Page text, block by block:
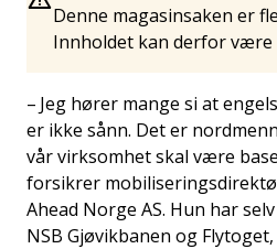
Denne magasinsaken er
Innholdet kan derfor være
– Jeg hører mange si at
er ikke sånn. Det er
vår virksomhet skal være
forsikrer
Ahead Norge AS. Hun har
NSB Gjøvikbanen og